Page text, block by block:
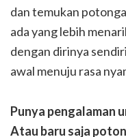
dan temukan
ada yang lebih
dengan dirinya
awal menuju rasa
Punya pengalaman
Atau baru saja